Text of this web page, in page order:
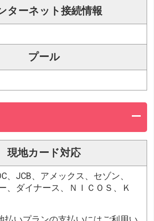
ターネット接続情報
プール
現地カード対応
、JCB、アメックス、セゾン、
、ダイナース、ＮＩＣＯＳ、Ｋ